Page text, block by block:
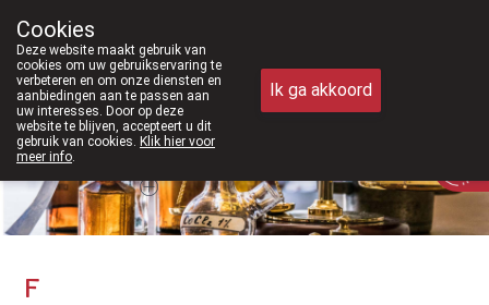
we voortaan ook weer op zaterdag open van 8u30 tot 12u30.
011/610300
Vandaag gesloten
F
Cookies
Deze website maakt gebruik van
cookies om uw gebruikservaring te
verbeteren en om onze diensten en
aanbiedingen aan te passen aan
uw interesses. Door op deze
website te blijven, accepteert u dit
gebruik van cookies. Klik hier voor
meer info.
Ik ga akkoord